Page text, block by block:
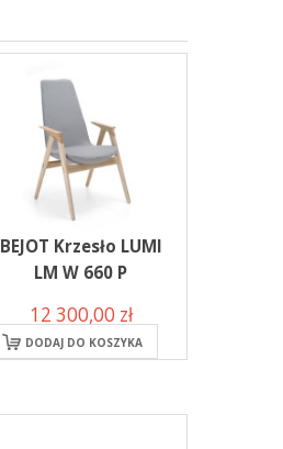
BEJOT Krzesło LUMI
LM W 660 P
12 300,00 zł
DODAJ DO KOSZYKA